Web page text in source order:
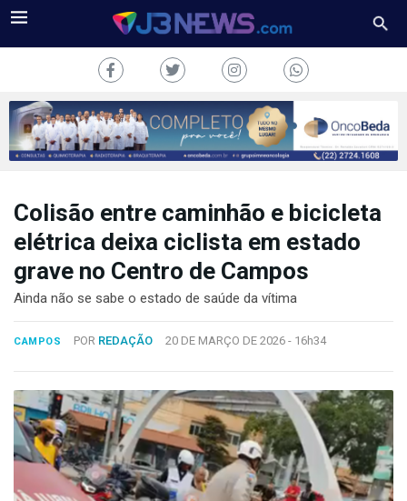
J3NEWS
COLUNAS
CONOSCO
Copyright
2024
Desenvolvido
por
Hesea
Tecnologia
Colisão entre caminhão e bicicleta
elétrica deixa ciclista em estado
grave no Centro de Campos
Ainda não se sabe o estado de saúde da vítima
CAMPOS POR REDAÇÃO 20 DE MARÇO DE 2026 - 16h34